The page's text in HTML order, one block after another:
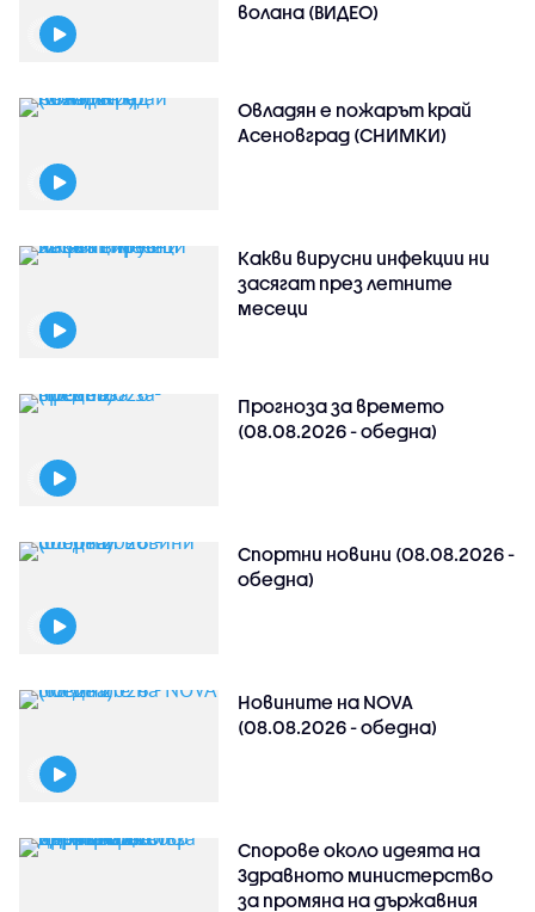
волана (ВИДЕО)
Овладян е пожарът край
Асеновград (СНИМКИ)
Какви вирусни инфекции ни
засягат през летните
месеци
Прогноза за времето
(08.08.2026 - обедна)
Спортни новини (08.08.2026 -
обедна)
Новините на NOVA
(08.08.2026 - обедна)
Спорове около идеята на
Здравното министерство
за промяна на държавния